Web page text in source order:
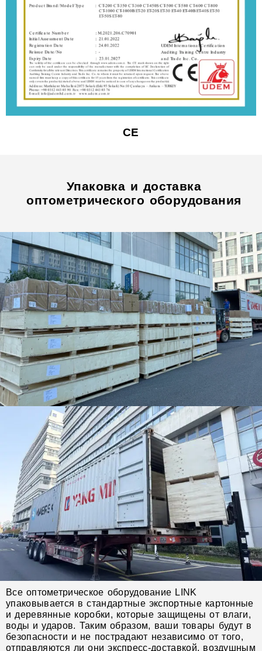
CE
Упаковка и доставка
оптометрического оборудования
Все оптометрическое оборудование LINK
упаковывается в стандартные экспортные картонные
и деревянные коробки, которые защищены от влаги,
воды и ударов. Таким образом, ваши товары будут в
безопасности и не пострадают независимо от того,
отправляются ли они экспресс-доставкой, воздушным